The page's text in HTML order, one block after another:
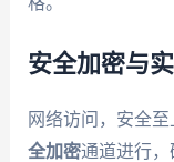
安全加密与
网络访问，安全
全加密通道进行，